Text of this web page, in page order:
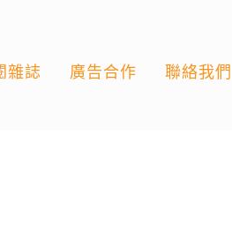
雜誌 廣告合作 聯絡我們